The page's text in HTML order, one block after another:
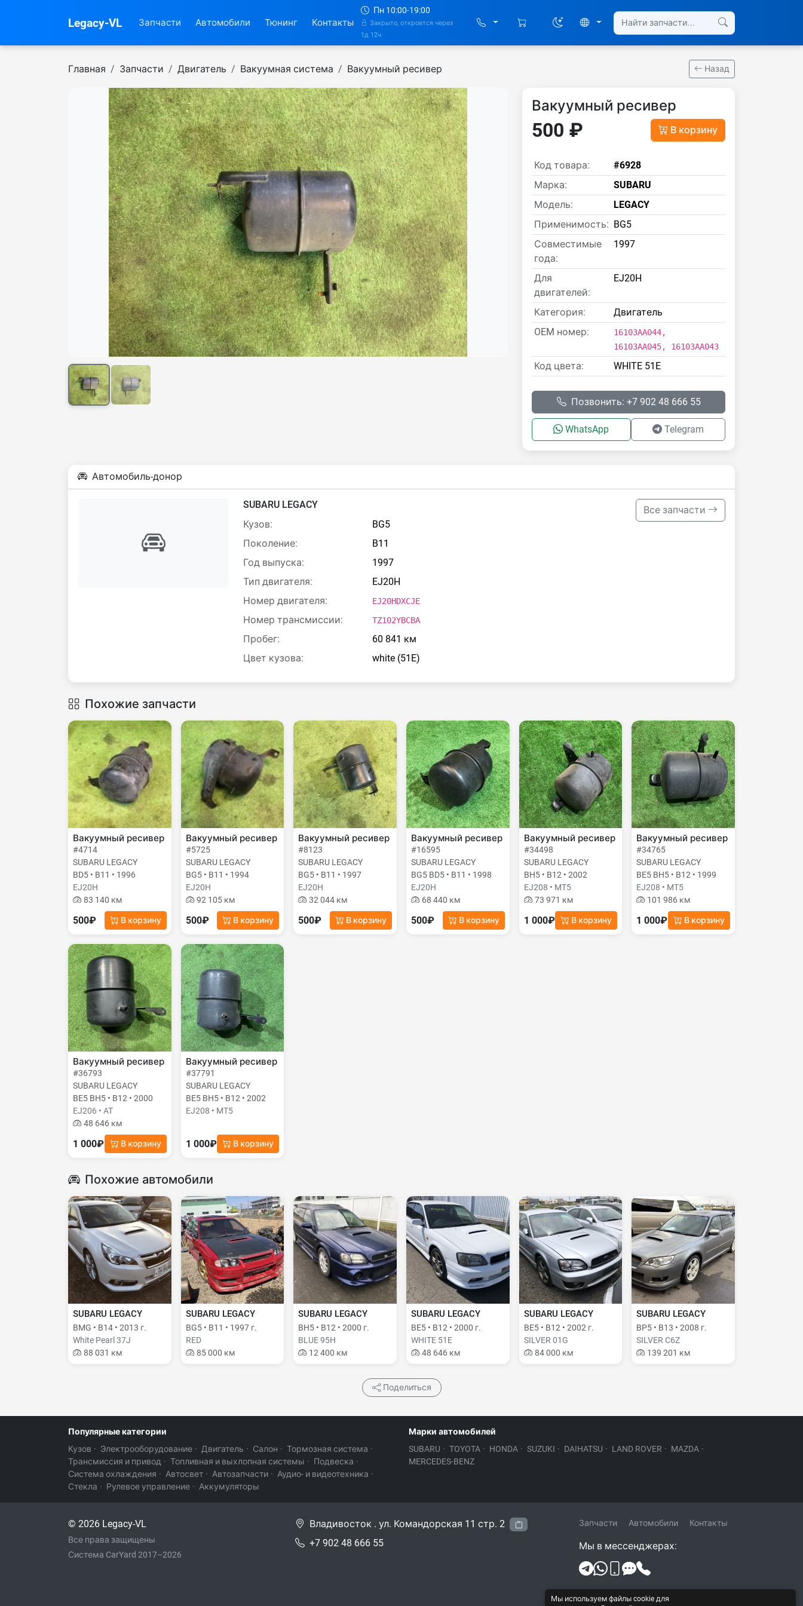
Legacy-VL Запчасти Автомобили Тюнинг Контакты
Пн 10:00-19:00
Закрыто, откроется через
1д 12ч
Главная Запчасти Двигатель Вакуумная система Вакуумный ресивер Назад
Вакуумный ресивер
500 ₽ В корзину
Код товара:
#6928
Марка:
SUBARU
Модель:
LEGACY
Применимость: BG5
Совместимые
года:
1997
Для
двигателей:
EJ20H
Категория:
Двигатель
OEM номер:
16103AA044,
16103AA045, 16103AA043
Код цвета: WHITE 51E
Позвонить: +7 902 48 666 55
WhatsApp Telegram
Автомобиль-донор
SUBARU LEGACY
Кузов:
BG5
Поколение:
B11
Год выпуска:
1997
Тип двигателя:
EJ20H
Номер двигателя:
EJ20HDXCJE
Номер трансмиссии: TZ102YBCBA
Пробег:
60 841 км
Цвет кузова:
white (51E)
Все запчасти
Похожие запчасти
Вакуумный ресивер
#4714
SUBARU LEGACY
BD5 • B11 • 1996
EJ20H
83 140 км
500₽ В корзину
Вакуумный ресивер
#5725
SUBARU LEGACY
BG5 • B11 • 1994
EJ20H
92 105 км
500₽ В корзину
Вакуумный ресивер
#8123
SUBARU LEGACY
BG5 • B11 • 1997
EJ20H
32 044 км
500₽ В корзину
Вакуумный ресивер
#16595
SUBARU LEGACY
BG5 BD5 • B11 • 1998
EJ20H
68 440 км
500₽ В корзину
Вакуумный ресивер
#34498
SUBARU LEGACY
BH5 • B12 • 2002
EJ208 • MT5
73 971 км
1 000₽ В корзину
Вакуумный ресивер
#34765
SUBARU LEGACY
BE5 BH5 • B12 • 1999
EJ208 • MT5
101 986 км
1 000₽ В корзину
Вакуумный ресивер
#36793
SUBARU LEGACY
BE5 BH5 • B12 • 2000
EJ206 • AT
48 646 км
1 000₽ В корзину
Вакуумный ресивер
#37791
SUBARU LEGACY
BE5 BH5 • B12 • 2002
EJ208 • MT5
1 000₽ В корзину
Похожие автомобили
SUBARU LEGACY
BMG • B14 • 2013 г.
White Pearl 37J
88 031 км
SUBARU LEGACY
BG5 • B11 • 1997 г.
RED
85 000 км
SUBARU LEGACY
BH5 • B12 • 2000 г.
BLUE 95H
12 400 км
SUBARU LEGACY
BE5 • B12 • 2000 г.
WHITE 51E
48 646 км
SUBARU LEGACY
BE5 • B12 • 2002 г.
SILVER 01G
84 000 км
SUBARU LEGACY
BP5 • B13 • 2008 г.
SILVER C6Z
139 201 км
Поделиться
Популярные категории
Кузов · Электрооборудование · Двигатель · Салон · Тормозная система ·
Трансмиссия и привод · Топливная и выхлопная системы · Подвеска ·
Система охлаждения · Автосвет · Автозапчасти · Аудио- и видеотехника ·
Стекла · Рулевое управление · Аккумуляторы
Марки автомобилей
SUBARU · TOYOTA · HONDA · SUZUKI · DAIHATSU · LAND ROVER · MAZDA ·
MERCEDES-BENZ
© 2026 Legacy-VL
Все права защищены
Система CarYard 2017–2026
Владивосток . ул. Командорская 11 стр. 2
+7 902 48 666 55
Запчасти Автомобили Контакты
Мы в мессенджерах:
Политика конфиденциальности и
Мы используем файлы cookie для